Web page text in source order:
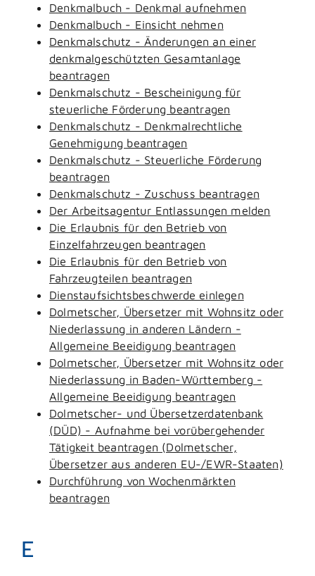
Denkmalbuch - Denkmal aufnehmen
Denkmalbuch - Einsicht nehmen
Denkmalschutz - Änderungen an einer
denkmalgeschützten Gesamtanlage
beantragen
Denkmalschutz - Bescheinigung für
steuerliche Förderung beantragen
Denkmalschutz - Denkmalrechtliche
Genehmigung beantragen
Denkmalschutz - Steuerliche Förderung
beantragen
Denkmalschutz - Zuschuss beantragen
Der Arbeitsagentur Entlassungen melden
Die Erlaubnis für den Betrieb von
Einzelfahrzeugen beantragen
Die Erlaubnis für den Betrieb von
Fahrzeugteilen beantragen
Dienstaufsichtsbeschwerde einlegen
Dolmetscher, Übersetzer mit Wohnsitz oder
Niederlassung in anderen Ländern -
Allgemeine Beeidigung beantragen
Dolmetscher, Übersetzer mit Wohnsitz oder
Niederlassung in Baden-Württemberg -
Allgemeine Beeidigung beantragen
Dolmetscher- und Übersetzerdatenbank
(DÜD) - Aufnahme bei vorübergehender
Tätigkeit beantragen (Dolmetscher,
Übersetzer aus anderen EU-/EWR-Staaten)
Durchführung von Wochenmärkten
beantragen
E